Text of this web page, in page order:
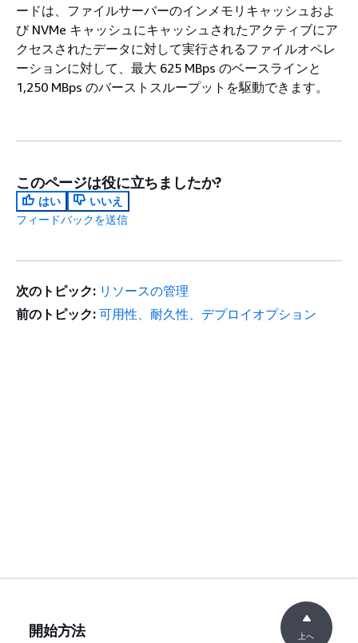
ードは、ファイルサーバーのインメモリキャッシュおよ
び NVMe キャッシュにキャッシュされたアクティブにア
クセスされたデータに対して実行されるファイルオペレ
ーションに対して、最大 625 MBps のベースラインと
1,250 MBps のバーストスループットを駆動できます。
このページは役に立ちましたか?
はい
いいえ
フィードバックを送信
次のトピック: リソースの管理
前のトピック: 可用性、耐久性、デプロイオプション
開始方法 上へ